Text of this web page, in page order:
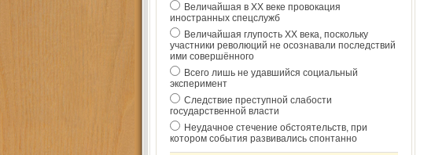
Величайшая в ХХ веке провокация
иностранных спецслужб
Величайшая глупость ХХ века, поскольку
участники революций не осознавали последствий
ими совершённого
Всего лишь не удавшийся социальный
эксперимент
Следствие преступной слабости
государственной власти
Неудачное стечение обстоятельств, при
котором события развивались спонтанно